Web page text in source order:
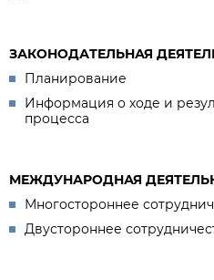
ЗАКОНОДАТЕЛЬНАЯ
Планирование
Информация о ходе и
процесса
МЕЖДУНАРОДНАЯ
Многостороннее
Двустороннее